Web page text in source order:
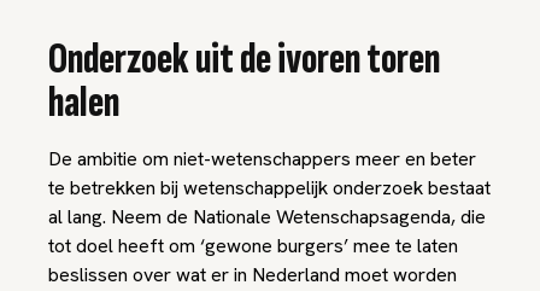
Onderzoek uit de ivoren toren
halen
De ambitie om niet-wetenschappers meer en beter
te betrekken bij wetenschappelijk onderzoek bestaat
al lang. Neem de Nationale Wetenschapsagenda, die
tot doel heeft om ‘gewone burgers’ mee te laten
beslissen over wat er in Nederland moet worden